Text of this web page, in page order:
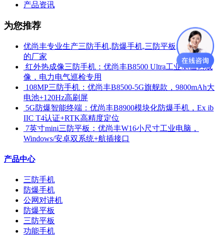
产品资讯
为您推荐
优尚丰专业生产三防手机,防爆手机,三防平板,防爆平板
的厂家
​ 红外热成像三防手机：优尚丰B8500 Ultra工业测温热成
像，电力电气巡检专用
​ 108MP三防手机：优尚丰B8500-5G旗舰款，9800mAh大
电池+120Hz高刷屏
​ 5G防爆智能终端：优尚丰B8900模块化防爆手机，Ex ib
IIC T4认证+RTK高精度定位
​ 7英寸mini三防平板：优尚丰W16小尺寸工业电脑，
Windows/安卓双系统+航插接口
产品中心
三防手机
防爆手机
公网对讲机
防爆平板
三防平板
功能手机